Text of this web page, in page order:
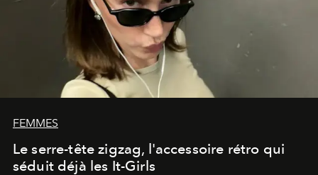
FEMMES
Le serre-tête zigzag, l'accessoire rétro qui
séduit déjà les It-Girls